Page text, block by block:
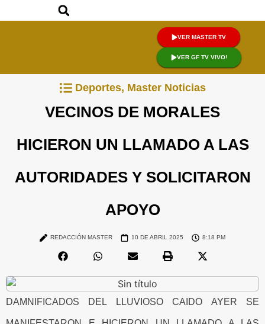
VER MASTER TV
VER GF TV VIVO!
Deportes, Master Noticias
VECINOS DE MORALES
HICIERON UN LLAMADO A LAS
AUTORIDADES Y SOLICITARON
APOYO
REDACCIÓN MASTER 10 DE ABRIL 2025 8:18 PM
DAMNIFICADOS DEL LLUVIOSO CAIDO AYER SE